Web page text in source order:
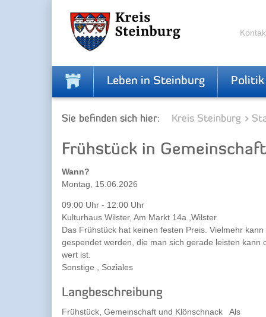
Leben in Steinburg Politik
Sie befinden sich hier: Kreis Steinburg
Frühstück in Gemeinschaft
Wann?
Montag, 15.06.2026
09:00 Uhr - 12:00 Uhr
Kulturhaus Wilster, Am Markt 14a ,Wilster
Das Frühstück hat keinen festen Preis. Vielmehr
gespendet werden, die man sich gerade leisten kann
wert ist.
Sonstige , Soziales
Langbeschreibung
Frühstück, Gemeinschaft und Klönschnack Als